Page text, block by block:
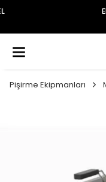
ELMAS
Pişirme Ekipmanları